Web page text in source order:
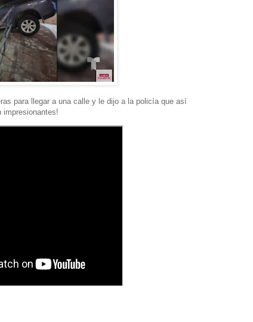
para llegar a una calle y le dijo a la policía que así
impresionantes!